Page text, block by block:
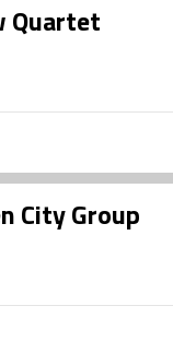
Quartet
City Group